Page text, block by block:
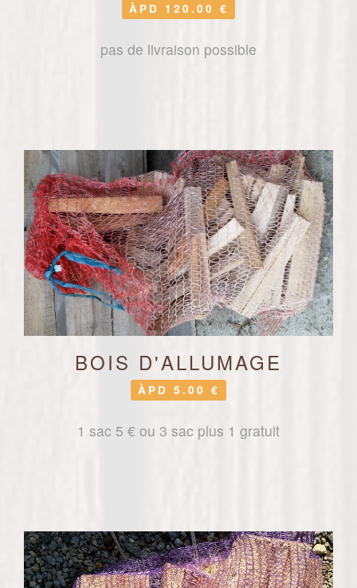
ÀPD 120.00 €
pas de livraison possible
BOIS D'ALLUMAGE
ÀPD 5.00 €
1 sac 5 € ou 3 sac plus 1 gratuit